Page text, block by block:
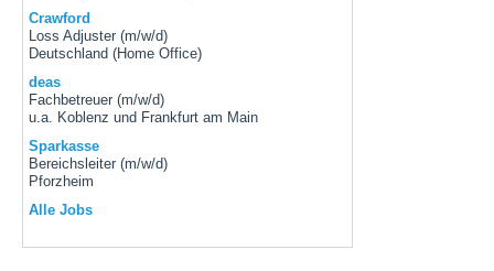
Crawford
Loss Adjuster (m/w/d)
Deutschland (Home Office)
deas
Fachbetreuer (m/w/d)
u.a. Koblenz und Frankfurt am Main
Sparkasse
Bereichsleiter (m/w/d)
Pforzheim
Alle Jobs